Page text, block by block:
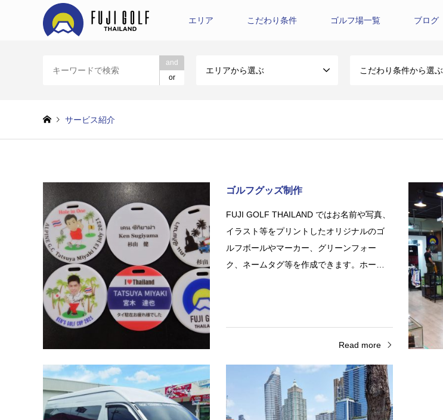
エリア こだわり条件 ゴルフ場一覧 ブログ
and
or
エリアから選ぶ こだわり条件から選ぶ
サービス紹介
ゴルフグッズ制作
FUJI GOLF THAILAND ではお名前や写真、
イラスト等をプリントしたオリジナルのゴ
ルフボールやマーカー、グリーンフォー
ク、ネームタグ等を作成できます。ホー…
Read more
送迎サービス
スワンナプーム空港 送迎待ち合わせ場所入
国審査を終えて荷物を受け取り税関を通過